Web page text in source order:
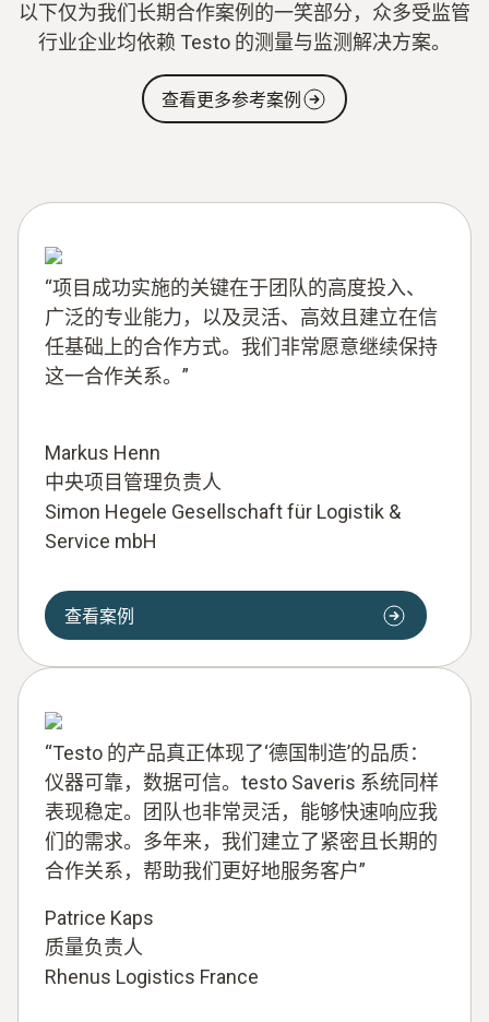
以下仅为我们长期合作案例的一笑部分，众多受监管
行业企业均依赖 Testo 的测量与监测解决方案。
查看更多参考案例
“项目成功实施的关键在于团队的高度投入、
广泛的专业能力，以及灵活、高效且建立在信
任基础上的合作方式。我们非常愿意继续保持
这一合作关系。”
Markus Henn
中央项目管理负责人
Simon Hegele Gesellschaft für Logistik &
Service mbH
查看案例
“Testo 的产品真正体现了‘德国制造’的品质：
仪器可靠，数据可信。testo Saveris 系统同样
表现稳定。团队也非常灵活，能够快速响应我
们的需求。多年来，我们建立了紧密且长期的
合作关系，帮助我们更好地服务客户”
Patrice Kaps
质量负责人
Rhenus Logistics France